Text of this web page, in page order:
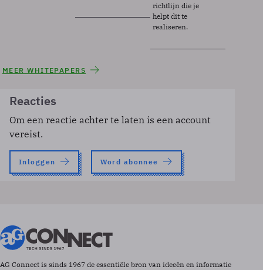
richtlijn die je
helpt dit te
realiseren.
MEER WHITEPAPERS
Reacties
Om een reactie achter te laten is een account
vereist.
Inloggen Word abonnee
AG Connect is sinds 1967 de essentiële bron van ideeën en informatie